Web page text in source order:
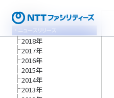
2018年
2017年
2016年
2015年
2014年
2013年